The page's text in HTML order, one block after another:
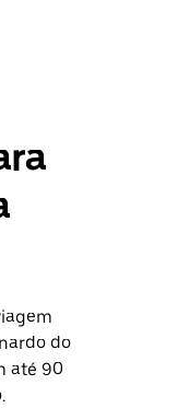
do
até 90